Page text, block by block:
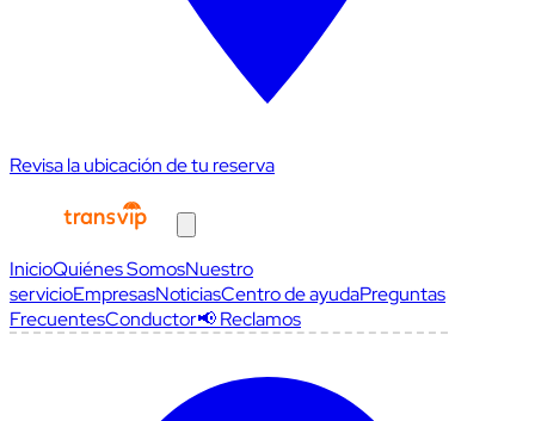
Revisa la ubicación de tu reserva
InicioQuiénes SomosNuestro
servicioEmpresasNoticiasCentro de ayudaPreguntas
FrecuentesConductor📢 Reclamos